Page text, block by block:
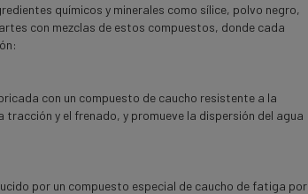
químicos y minerales como sílice, polvo negro,
con mezclas de estos compuestos, donde cada
con un compuesto de caucho resistente a la
tracción y el frenado, y promueve la dispersión del agua
por un compuesto especial de caucho de fatiga por